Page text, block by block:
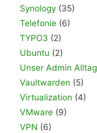
Synology (35)
Telefonie (6)
TYPO3 (2)
Ubuntu (2)
Unser Admin Alltag
Vaultwarden (5)
Virtualization (4)
VMware (9)
VPN (6)